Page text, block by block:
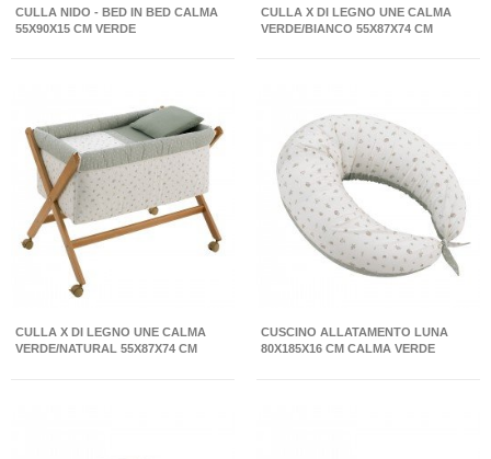
CULLA NIDO - BED IN BED CALMA
55X90X15 CM VERDE
CULLA X DI LEGNO UNE CALMA
VERDE/BIANCO 55X87X74 CM
CULLA X DI LEGNO UNE CALMA
VERDE/NATURAL 55X87X74 CM
CUSCINO ALLATAMENTO LUNA
80X185X16 CM CALMA VERDE